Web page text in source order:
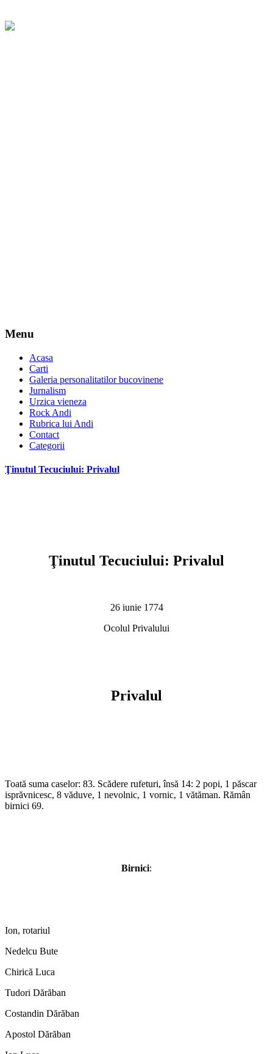
Menu
Acasa
Carti
Galeria personalitatilor bucovinene
Jurnalism
Urzica vieneza
Rock Andi
Rubrica lui Andi
Contact
Categorii
Ţinutul Tecuciului: Privalul
Ţinutul Tecuciului: Privalul
26 iunie 1774
Ocolul Privalului
Privalul
Toată suma caselor: 83. Scădere rufeturi, însă 14: 2 popi, 1 păscar
isprăvnicesc, 8 văduve, 1 nevolnic, 1 vornic, 1 vătăman. Rămân
birnici 69.
Birnici:
Ion, rotariul
Nedelcu Bute
Chirică Luca
Tudori Dărăban
Costandin Dărăban
Apostol Dărăban